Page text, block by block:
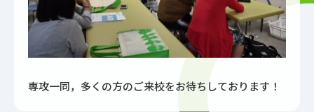
専攻一同，多くの方のご来校をお待ちしております！